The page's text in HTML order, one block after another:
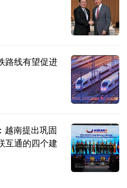
路线有望促进
越南提出巩固
互通的四个建